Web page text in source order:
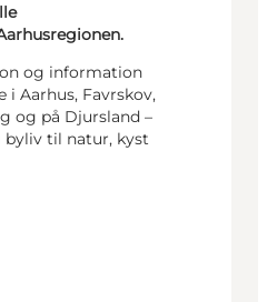
og information
i Aarhus, Favrskov,
og på Djursland –
til natur, kyst